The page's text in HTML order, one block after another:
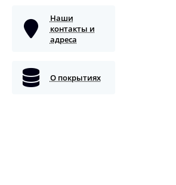
Наши
контакты и
адреса
О покрытиях